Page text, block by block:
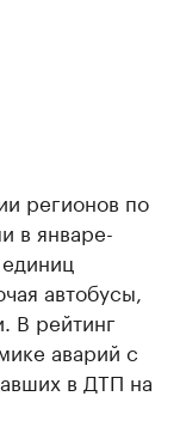
регионов по
в январе-
автобусы,
В рейтинг
аварий с
в ДТП на